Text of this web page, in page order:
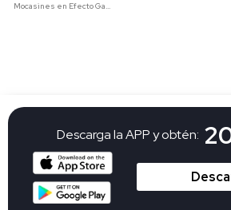
Mocasines en Efecto Gamuzado Para Mujer
Descarga la APP y obtén: